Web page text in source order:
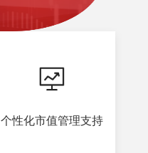
个性化市值管理支持